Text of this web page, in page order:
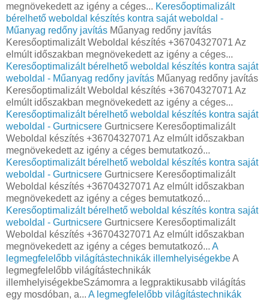
megnövekedett az igény a céges... Keresőoptimalizált
bérelhető weboldal készítés kontra saját weboldal -
Műanyag redőny javítás Műanyag redőny javítás
Keresőoptimalizált Weboldal készítés +36704327071 Az
elmúlt időszakban megnövekedett az igény a céges...
Keresőoptimalizált bérelhető weboldal készítés kontra saját
weboldal - Műanyag redőny javítás Műanyag redőny javítás
Keresőoptimalizált Weboldal készítés +36704327071 Az
elmúlt időszakban megnövekedett az igény a céges...
Keresőoptimalizált bérelhető weboldal készítés kontra saját
weboldal - Gurtnicsere Gurtnicsere Keresőoptimalizált
Weboldal készítés +36704327071 Az elmúlt időszakban
megnövekedett az igény a céges bemutatkozó...
Keresőoptimalizált bérelhető weboldal készítés kontra saját
weboldal - Gurtnicsere Gurtnicsere Keresőoptimalizált
Weboldal készítés +36704327071 Az elmúlt időszakban
megnövekedett az igény a céges bemutatkozó...
Keresőoptimalizált bérelhető weboldal készítés kontra saját
weboldal - Gurtnicsere Gurtnicsere Keresőoptimalizált
Weboldal készítés +36704327071 Az elmúlt időszakban
megnövekedett az igény a céges bemutatkozó... A
legmegfelelőbb világítástechnikák illemhelyiségekbeA
legmegfelelőbb világítástechnikák
illemhelyiségekbeSzámomra a legpraktikusabb világítás
egy mosdóban, a... A legmegfelelőbb világítástechnikák